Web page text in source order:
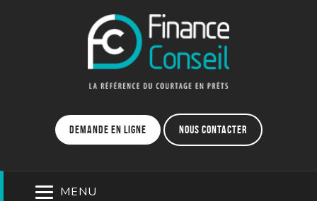
Demande en ligne Nous contacter
MENU